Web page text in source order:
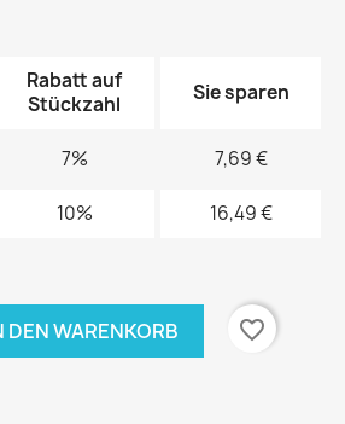
Rabatt auf
Stückzahl
Sie sparen
7% 7,69 €
10% 16,49 €
DEN WARENKORB
favorite_border